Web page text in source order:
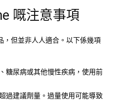
嘅注意事項
，但並非人人適合。以下係幾項
糖尿病或其他慢性疾病，使用前
過建議劑量。過量使用可能導致